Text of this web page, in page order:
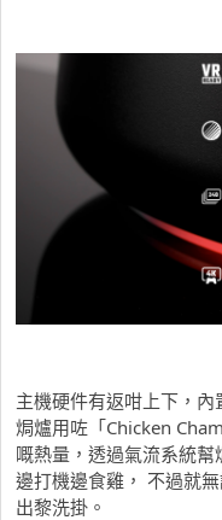
主機硬件有返咁上下，內
焗爐用咗「Chicken
嘅熱量，透過氣流系統
邊打機邊食雞， 不過就
出黎洗掛。